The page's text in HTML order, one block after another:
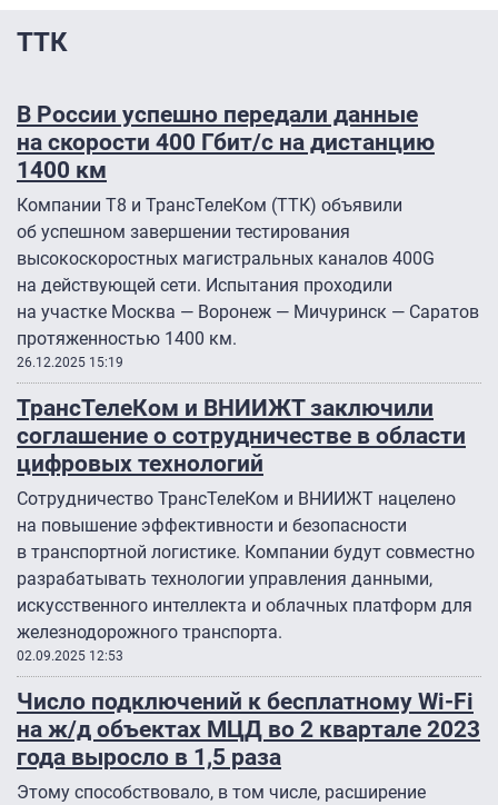
ТТК
В России успешно передали данные
на скорости 400 Гбит/с на дистанцию
1400 км
Компании Т8 и ТрансТелеКом (ТТК) объявили
об успешном завершении тестирования
высокоскоростных магистральных каналов 400G
на действующей сети. Испытания проходили
на участке Москва — Воронеж — Мичуринск — Саратов
протяженностью 1400 км.
26.12.2025 15:19
ТрансТелеКом и ВНИИЖТ заключили
соглашение о сотрудничестве в области
цифровых технологий
Сотрудничество ТрансТелеКом и ВНИИЖТ нацелено
на повышение эффективности и безопасности
в транспортной логистике. Компании будут совместно
разрабатывать технологии управления данными,
искусственного интеллекта и облачных платформ для
железнодорожного транспорта.
02.09.2025 12:53
Число подключений к бесплатному Wi-Fi
на ж/д объектах МЦД во 2 квартале 2023
года выросло в 1,5 раза
Этому способствовало, в том числе, расширение